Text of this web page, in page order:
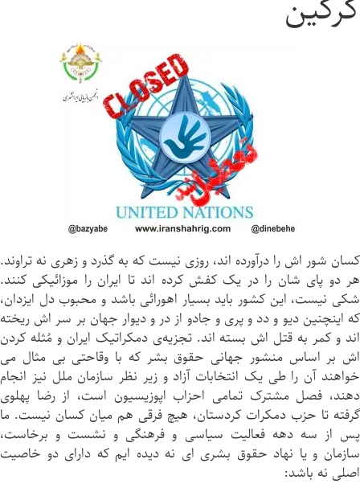
کسان شور اش را درآورده اند، روزی نیست که به گذرد و زهری نه تراوند.
هر دو پای شان را در یک کفش کرده اند تا ایران را موزائیکی کنند.
شکی نیست، این کشور باید بسیار اهورائی باشد و محبوب دل ایزدان،
که اینچنین دیو و دد و پری و جادو از در و دیوار جهان بر سر اش ریخته
اند و کمر به قتل اش بسته اند. تجزیه‌ی دمکراتیک ایران و مُثله کردن
اش بر اساس منشور جهانی حقوق بشر که با وقاحتی بی مثال می
خواهند آن را طی یک انتخابات آزاد و زیر نظر سازمان ملل نیز انجام
دهند، فصل مشترک تمامی احزاب اپوزیسیون است، از رضا پهلوی
گرفته تا حزب دمکرات کردستان، هیچ فرقی هم میان کسان نیست. ما
پس از سه دهه فعالیت سیاسی و فرهنگی و نشست و برخاست،
سازمان و یا نهاد حقوق بشری ای نه دیده ایم که دارای دو خاصیت
اصلی نه باشد: